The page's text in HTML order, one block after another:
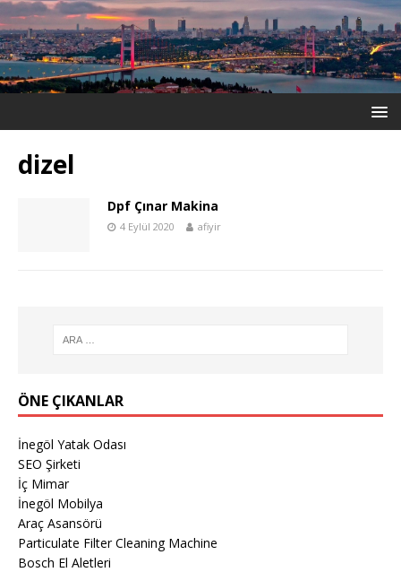
dizel
Dpf Çınar Makina
4 Eylül 2020 afiyir
ÖNE ÇIKANLAR
İnegöl Yatak Odası
SEO Şirketi
İç Mimar
İnegöl Mobilya
Araç Asansörü
Particulate Filter Cleaning Machine
Bosch El Aletleri